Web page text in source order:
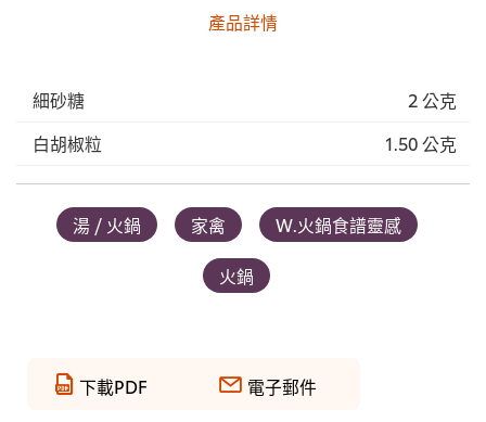
產品詳情
細砂糖
2 公克
白胡椒粒
1.50 公克
湯 / 火鍋 家禽 W.火鍋食譜靈感
火鍋
下載PDF 電子郵件